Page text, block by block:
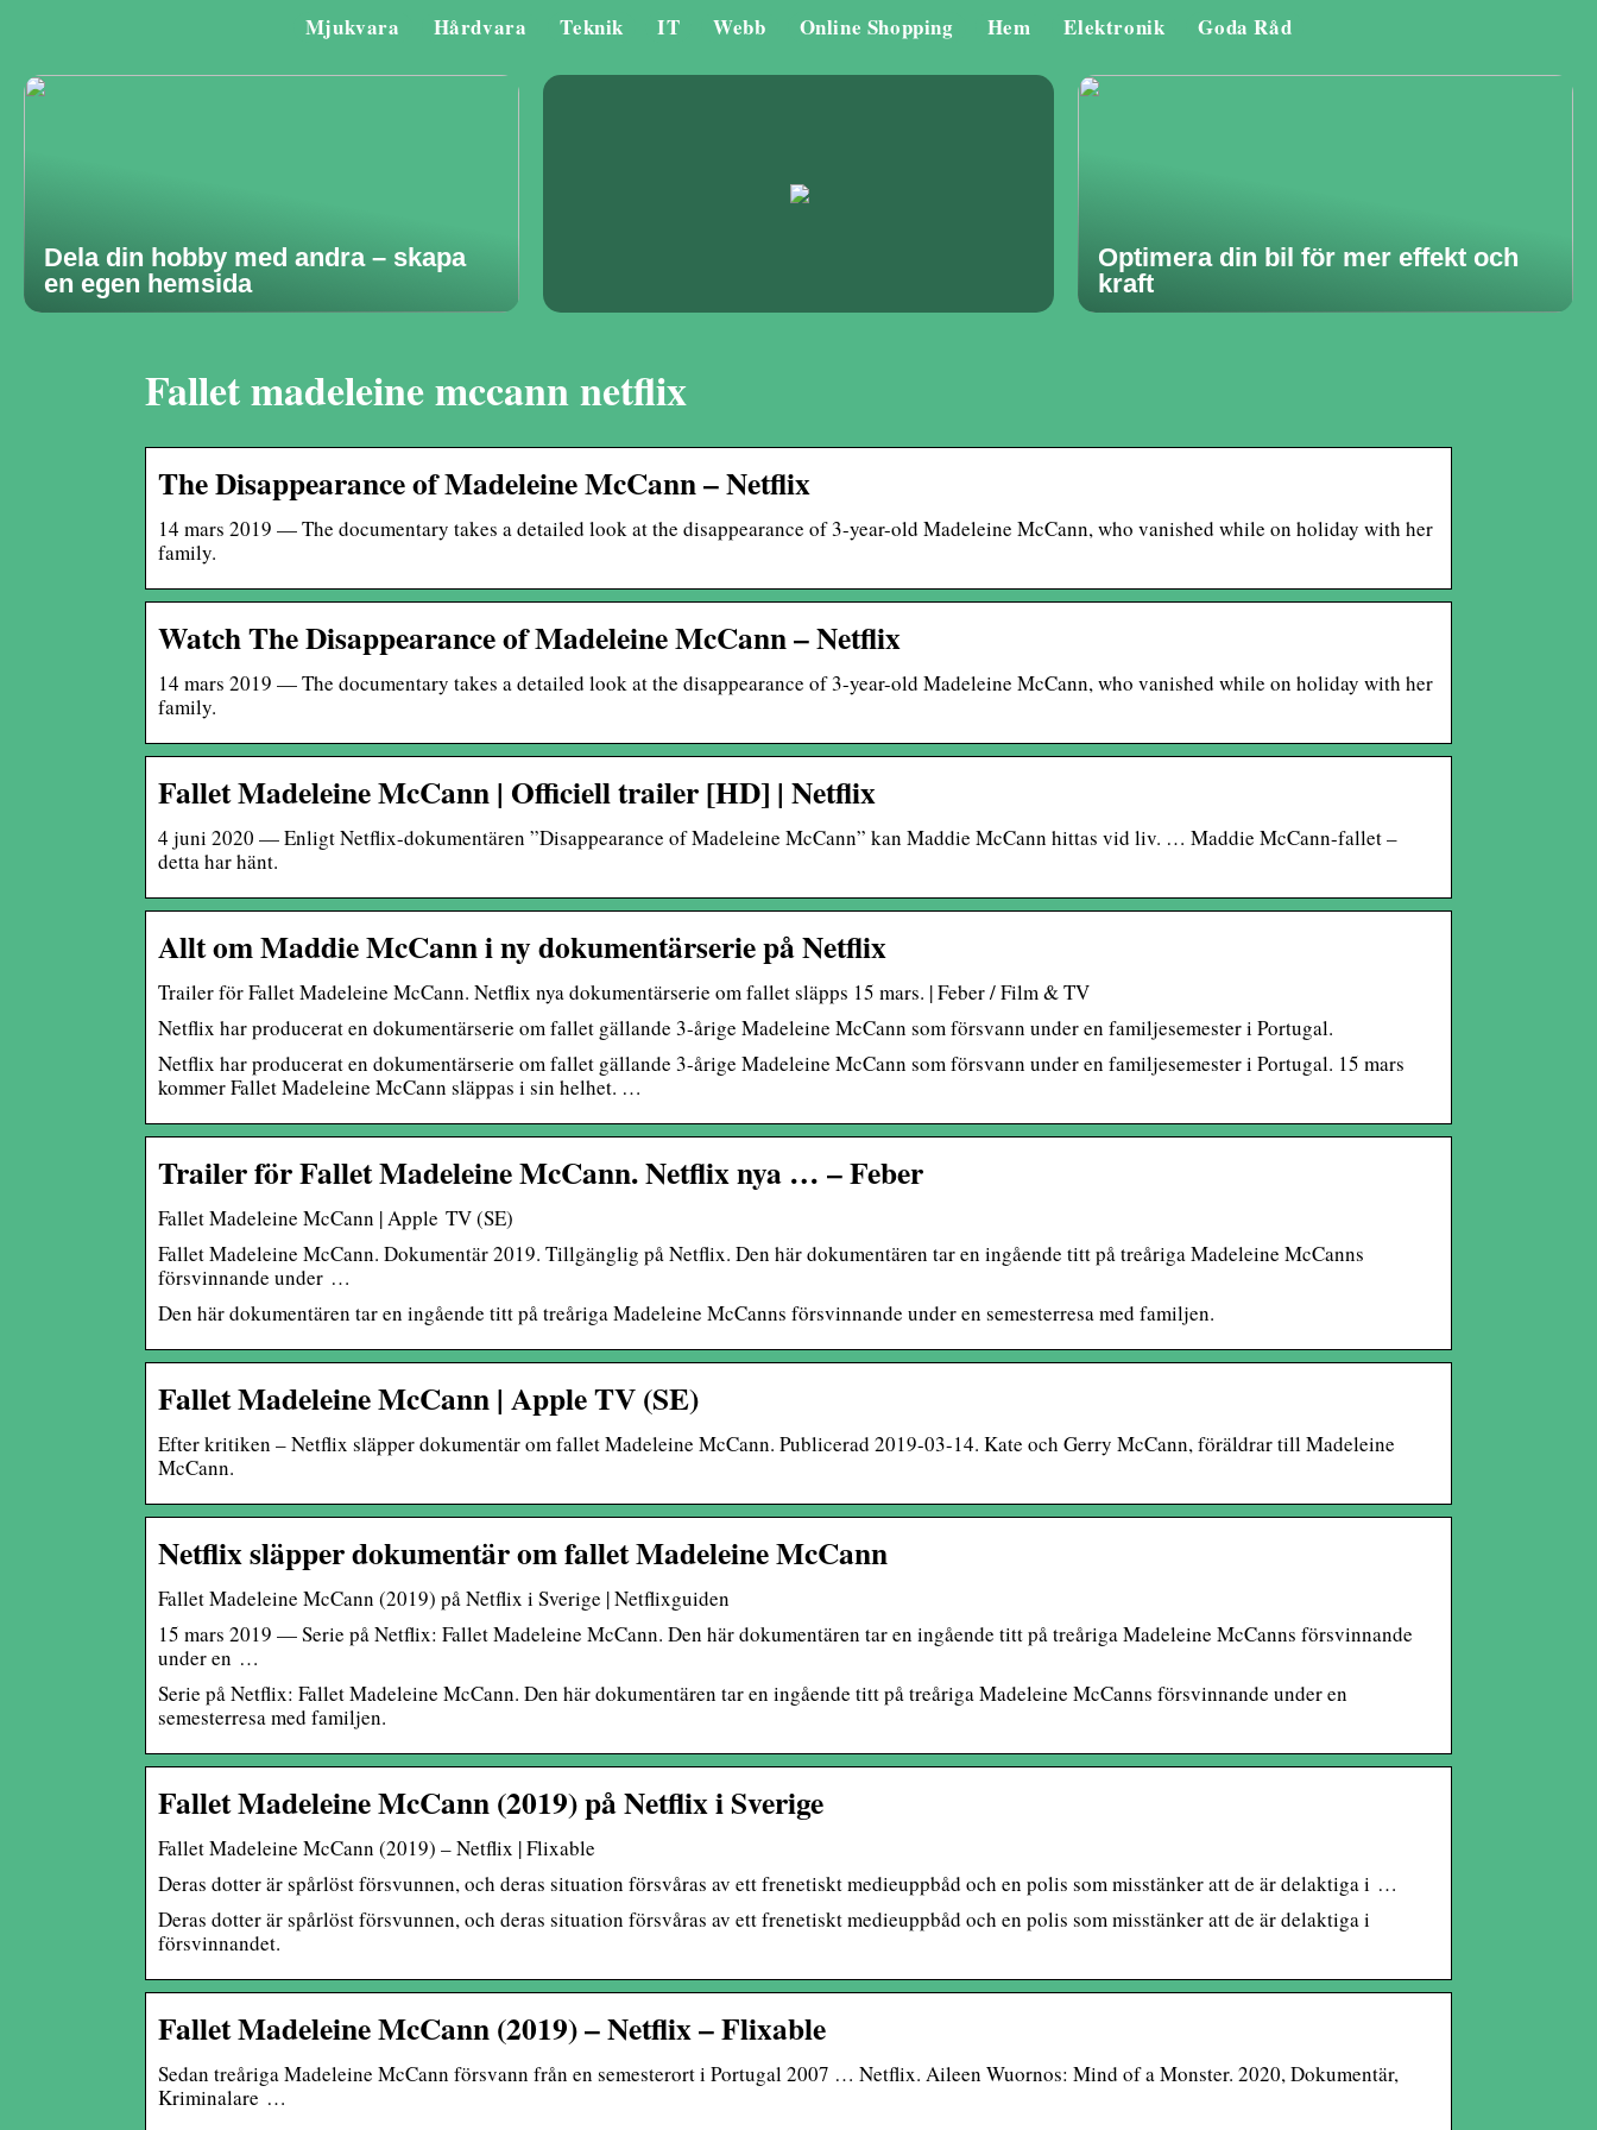
Mjukvara Hårdvara Teknik IT Webb Online Shopping Hem Elektronik Goda Råd
Dela din hobby med andra – skapa
en egen hemsida
Optimera din bil för mer effekt och
kraft
Fallet madeleine mccann netflix
The Disappearance of Madeleine McCann – Netflix
14 mars 2019 — The documentary takes a detailed look at the disappearance of 3-year-old Madeleine McCann, who vanished while on holiday with her
family.
Watch The Disappearance of Madeleine McCann – Netflix
14 mars 2019 — The documentary takes a detailed look at the disappearance of 3-year-old Madeleine McCann, who vanished while on holiday with her
family.
Fallet Madeleine McCann | Officiell trailer [HD] | Netflix
4 juni 2020 — Enligt Netflix-dokumentären ”Disappearance of Madeleine McCann” kan Maddie McCann hittas vid liv. … Maddie McCann-fallet –
detta har hänt.
Allt om Maddie McCann i ny dokumentärserie på Netflix
Trailer för Fallet Madeleine McCann. Netflix nya dokumentärserie om fallet släpps 15 mars. | Feber / Film & TV
Netflix har producerat en dokumentärserie om fallet gällande 3-årige Madeleine McCann som försvann under en familjesemester i Portugal.
Netflix har producerat en dokumentärserie om fallet gällande 3-årige Madeleine McCann som försvann under en familjesemester i Portugal. 15 mars
kommer Fallet Madeleine McCann släppas i sin helhet. …
Trailer för Fallet Madeleine McCann. Netflix nya … – Feber
Fallet Madeleine McCann | Apple TV (SE)
Fallet Madeleine McCann. Dokumentär 2019. Tillgänglig på Netflix. Den här dokumentären tar en ingående titt på treåriga Madeleine McCanns
försvinnande under …
Den här dokumentären tar en ingående titt på treåriga Madeleine McCanns försvinnande under en semesterresa med familjen.
Fallet Madeleine McCann | Apple TV (SE)
Efter kritiken – Netflix släpper dokumentär om fallet Madeleine McCann. Publicerad 2019-03-14. Kate och Gerry McCann, föräldrar till Madeleine
McCann.
Netflix släpper dokumentär om fallet Madeleine McCann
Fallet Madeleine McCann (2019) på Netflix i Sverige | Netflixguiden
15 mars 2019 — Serie på Netflix: Fallet Madeleine McCann. Den här dokumentären tar en ingående titt på treåriga Madeleine McCanns försvinnande
under en …
Serie på Netflix: Fallet Madeleine McCann. Den här dokumentären tar en ingående titt på treåriga Madeleine McCanns försvinnande under en
semesterresa med familjen.
Fallet Madeleine McCann (2019) på Netflix i Sverige
Fallet Madeleine McCann (2019) – Netflix | Flixable
Deras dotter är spårlöst försvunnen, och deras situation försvåras av ett frenetiskt medieuppbåd och en polis som misstänker att de är delaktiga i …
Deras dotter är spårlöst försvunnen, och deras situation försvåras av ett frenetiskt medieuppbåd och en polis som misstänker att de är delaktiga i
försvinnandet.
Fallet Madeleine McCann (2019) – Netflix – Flixable
Sedan treåriga Madeleine McCann försvann från en semesterort i Portugal 2007 … Netflix. Aileen Wuornos: Mind of a Monster. 2020, Dokumentär,
Kriminalare …